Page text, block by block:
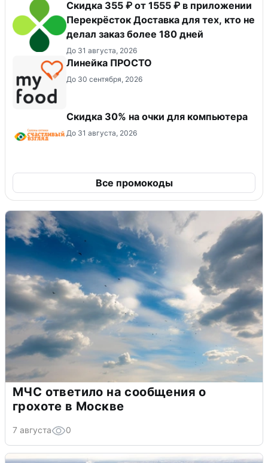
Скидка 355 ₽ от 1555 ₽ в приложении
Перекрёсток Доставка для тех, кто не
делал заказ более 180 дней
До 31 августа, 2026
Линейка ПРОСТО
До 30 сентября, 2026
Скидка 30% на очки для компьютера
До 31 августа, 2026
Все промокоды
МЧС ответило на сообщения о
грохоте в Москве
7 августа 0